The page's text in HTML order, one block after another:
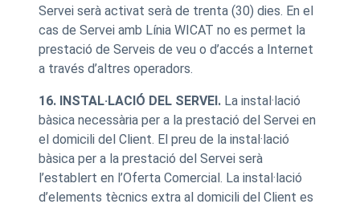
Servei serà activat serà de trenta (30) dies. En el
cas de Servei amb Línia WICAT no es permet la
prestació de Serveis de veu o d’accés a Internet
a través d’altres operadors.
16. INSTAL·LACIÓ DEL SERVEI. La instal·lació
bàsica necessària per a la prestació del Servei en
el domicili del Client. El preu de la instal·lació
bàsica per a la prestació del Servei serà
l’establert en l’Oferta Comercial. La instal·lació
d’elements tècnics extra al domicili del Client es